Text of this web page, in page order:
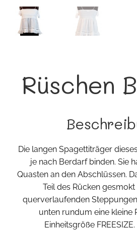
Rüschen
Die langen Spagettiträger
je nach Berdarf binden. Sie
Quasten an den Abschlüssen.
Teil des Rücken
querverlaufenden
unten rundum eine kleine
Einheitsgröße